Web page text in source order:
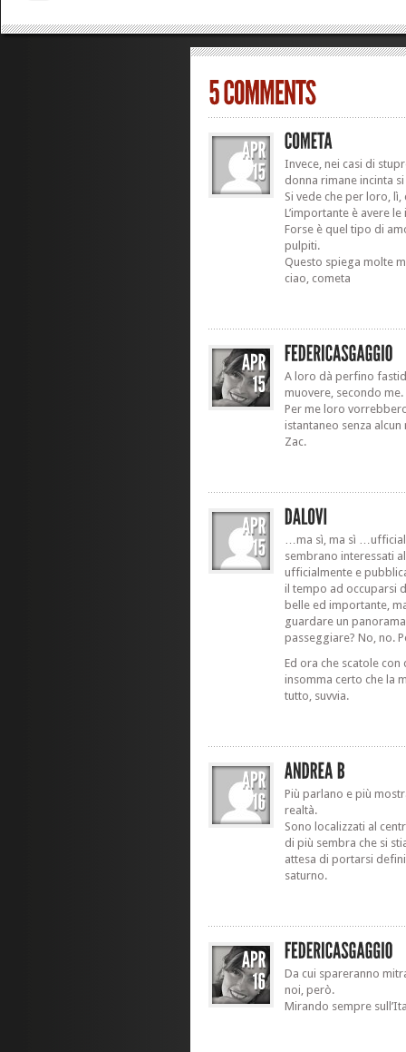
Invece, nei casi di
donna rimane incinta
Si vede che per loro, lì,
L’importante è avere
Forse è quel tipo di
pulpiti.
Questo spiega molte
ciao, cometa
A loro dà perfino
muovere, secondo me.
Per me loro
istantaneo senza
Zac.
…ma sì, ma sì
sembrano interessati
ufficialmente e
il tempo ad occuparsi
belle ed importante,
guardare un
passeggiare? No, no.
Ed ora che scatole con
insomma certo che la
tutto, suvvia.
Più parlano e più
realtà.
Sono localizzati al
di più sembra che si
attesa di portarsi
saturno.
Da cui spareranno
noi, però.
Mirando sempre